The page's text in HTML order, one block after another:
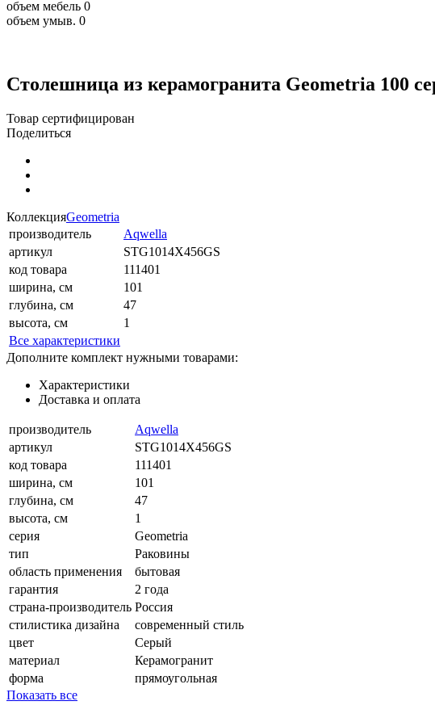
объем мебель 0
объем умыв. 0
Столешница из керамогранита Geometria 100
Товар сертифицирован
Поделиться
КоллекцияGeometria
производитель
Aqwella
артикул
STG1014X456GS
код товара
111401
ширина, см
101
глубина, см
47
высота, см
1
Все характеристики
Дополните комплект нужными товарами:
Характеристики
Доставка и оплата
производитель
Aqwella
артикул
STG1014X456GS
код товара
111401
ширина, см
101
глубина, см
47
высота, см
1
серия
Geometria
тип
Раковины
область применения
бытовая
гарантия
2 года
страна-производитель Россия
стилистика дизайна
современный стиль
цвет
Серый
материал
Керамогранит
форма
прямоугольная
Показать все